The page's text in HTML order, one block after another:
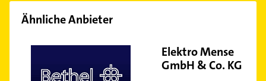
Ähnliche Anbieter
Elektro Mense
GmbH & Co. KG